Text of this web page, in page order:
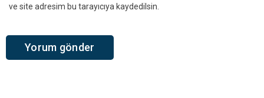
ve site adresim bu tarayıcıya kaydedilsin.